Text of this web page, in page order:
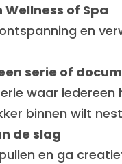
Wellness of Spa
en
serie of
waar
binnen wilt
de slag
en ga